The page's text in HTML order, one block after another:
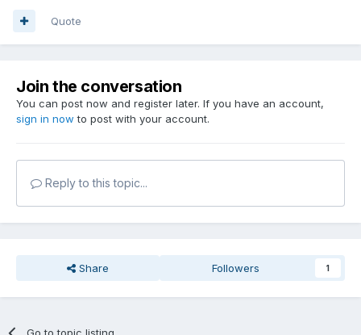
Quote
Join the conversation
You can post now and register later. If you have an account,
sign in now to post with your account.
Reply to this topic...
Share Followers 1